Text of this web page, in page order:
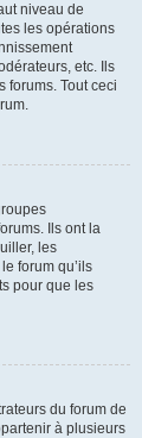
niveau de
les opérations
etc. Ils
forums. Tout ceci
Ils ont la
les
forum qu’ils
pour que les
du forum de
à plusieurs